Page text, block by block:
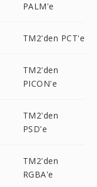
PALM'e
TM2'den PCT'e
TM2'den
PICON'e
TM2'den
PSD'e
TM2'den
RGBA'e